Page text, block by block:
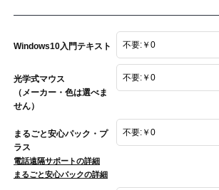
Windows10入門テキスト
光学式マウス
（メーカー・色は選べま
せん）
まるごと安心パック・プ
ラス
電話遠隔サポートの詳細
まるごと安心パックの詳細